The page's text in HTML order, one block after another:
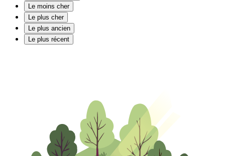
Le moins cher
Le plus cher
Le plus ancien
Le plus récent